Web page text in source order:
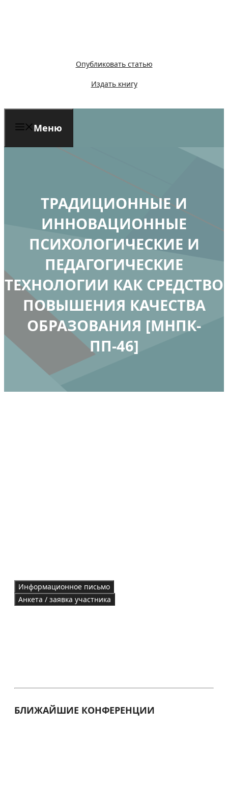
Опубликовать статью
Издать книгу
Меню
ТРАДИЦИОННЫЕ И
ИННОВАЦИОННЫЕ
ПСИХОЛОГИЧЕСКИЕ И
ПЕДАГОГИЧЕСКИЕ
ТЕХНОЛОГИИ КАК СРЕДСТВО
ПОВЫШЕНИЯ КАЧЕСТВА
ОБРАЗОВАНИЯ [МНПК-
ПП-46]
Информационное письмо
Анкета / заявка участника
БЛИЖАЙШИЕ КОНФЕРЕНЦИИ